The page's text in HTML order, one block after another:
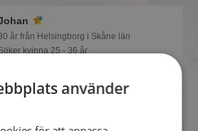
år från Helsingborg i Skåne län
kvinna 25 - 36 år
gör, bli medlem nu för att ta reda
på det och mängder av andra
använder